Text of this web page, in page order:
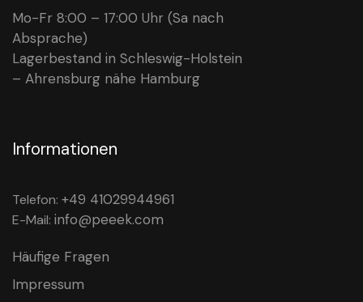
Mo-Fr 8:00 – 17:00 Uhr (Sa nach
Absprache)
Lagerbestand in Schleswig-Holstein
– Ahrensburg nähe Hamburg
Informationen
Telefon: +49 41029944961
E-Mail: info@peeek.com
Häufige Fragen
Impressum